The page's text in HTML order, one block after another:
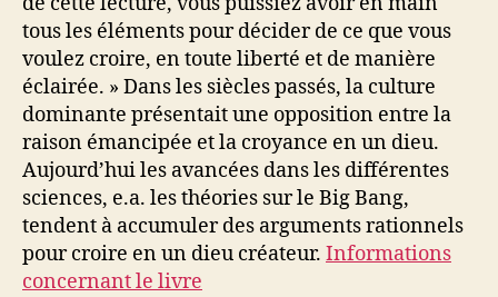
tous les éléments pour décider de ce que vous
voulez croire, en toute liberté et de manière
éclairée. » Dans les siècles passés, la culture
dominante présentait une opposition entre la
raison émancipée et la croyance en un dieu.
Aujourd’hui les avancées dans les différentes
sciences, e.a. les théories sur le Big Bang,
tendent à accumuler des arguments rationnels
pour croire en un dieu créateur. Informations
concernant le livre